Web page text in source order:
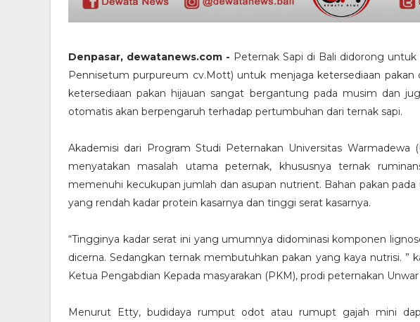
Denpasar, dewatanews.com - Peternak Sapi di Bali didorong
Pennisetum purpureum cv.Mott) untuk menjaga ketersediaan
ketersediaan pakan hijauan sangat bergantung pada musim dan
otomatis akan berpengaruh terhadap pertumbuhan dari ternak sapi.
Akademisi dari Program Studi Peternakan Universitas
menyatakan masalah utama peternak, khususnya ternak
memenuhi kecukupan jumlah dan asupan nutrient. Bahan pakan
yang rendah kadar protein kasarnya dan tinggi serat kasarnya.
“Tingginya kadar serat ini yang umumnya didominasi komponen
dicerna. Sedangkan ternak membutuhkan pakan yang kaya nutrisi. ”
Ketua Pengabdian Kepada masyarakan (PKM), prodi peternakan
Menurut Etty, budidaya rumput odot atau rumupt gajah mini